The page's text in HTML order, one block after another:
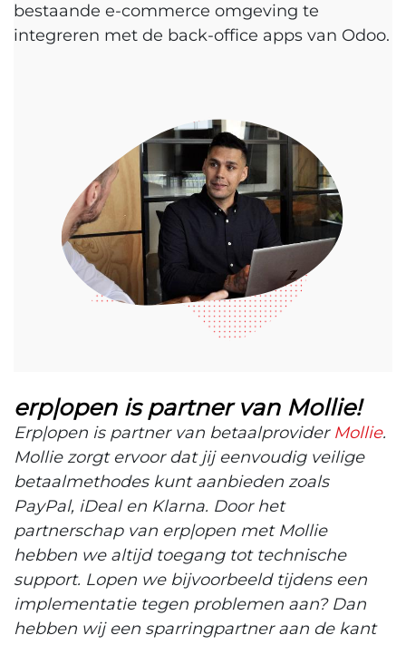
bestaande e-commerce omgeving te
integreren met de back-office apps van Odoo.
erp|open is partner van Mollie!
Erp|open is partner van betaalprovider Mollie.
Mollie zorgt ervoor dat jij eenvoudig veilige
betaalmethodes kunt aanbieden zoals
PayPal, iDeal en Klarna. Door het
partnerschap van erp|open met Mollie
hebben we altijd toegang tot technische
support. Lopen we bijvoorbeeld tijdens een
implementatie tegen problemen aan? Dan
hebben wij een sparringpartner aan de kant